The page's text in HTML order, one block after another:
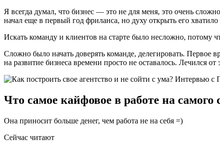
Я всегда думал, что бизнес — это не для меня, это очень
начал еще в первый год фриланса, но духу открыть его хватило
Искать команду и клиентов на старте было несложно,
Сложно было начать доверять команде, делегировать. Первое
на развитие бизнеса времени просто не оставалось. Лечился
Что самое кайфовое в работе на самого
Она приносит больше денег, чем работа не на себя =)
Сейчас читают